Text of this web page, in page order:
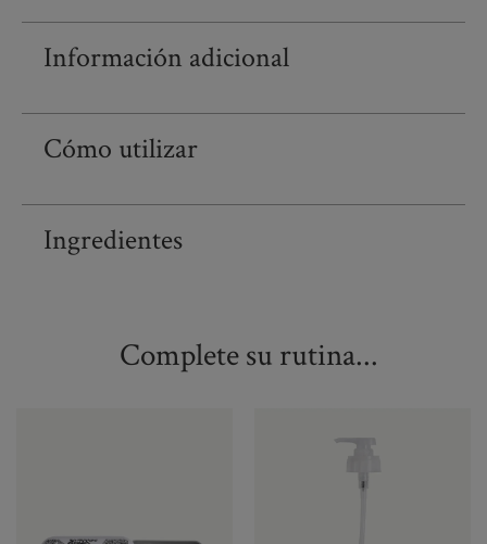
Información adicional
Cómo utilizar
Ingredientes
Complete su rutina...